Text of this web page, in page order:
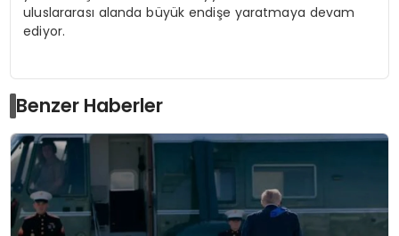
uluslararası alanda büyük endişe yaratmaya devam
ediyor.
Benzer Haberler